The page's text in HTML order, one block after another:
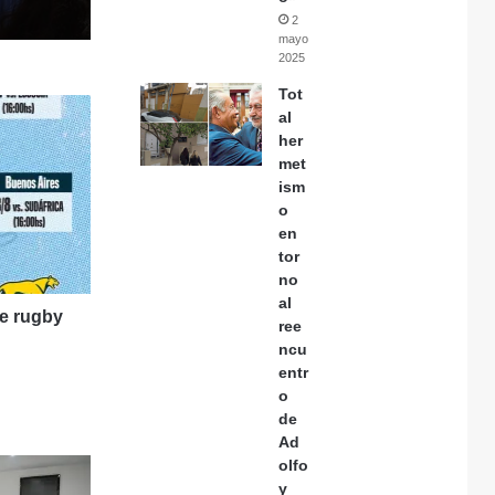
rugby
2
mayo,
2025
Tot
al
her
met
ism
o
en
tor
no
al
ree
ncu
entr
o
de
Ad
olfo
y